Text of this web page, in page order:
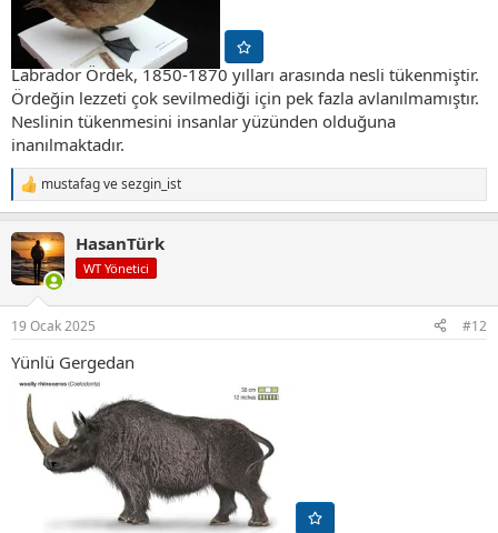
Labrador Ördek, 1850-1870 yılları arasında nesli tükenmiştir.
Ördeğin lezzeti çok sevilmediği için pek fazla avlanılmamıştır.
Neslinin tükenmesini insanlar yüzünden olduğuna
inanılmaktadır.
T
e
k
i
l
:
mustafagvesezgin_ist
HasanTürk
WT Yönetici
19 Ocak 2025 #12
Yünlü Gergedan